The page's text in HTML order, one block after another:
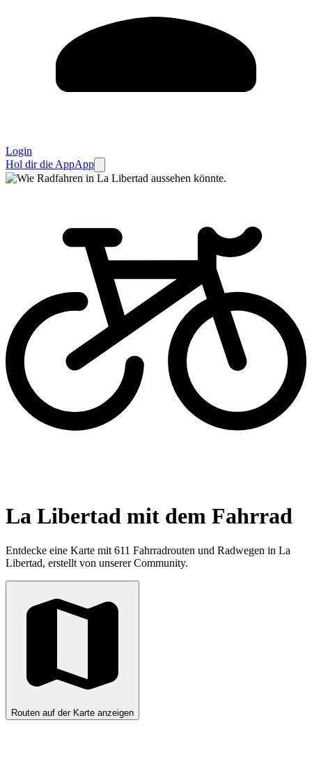
Login
Hol dir die AppApp
La Libertad mit dem Fahrrad
Entdecke eine Karte mit 611 Fahrradrouten und Radwegen in La
Libertad, erstellt von unserer Community.
Routen auf der Karte anzeigen